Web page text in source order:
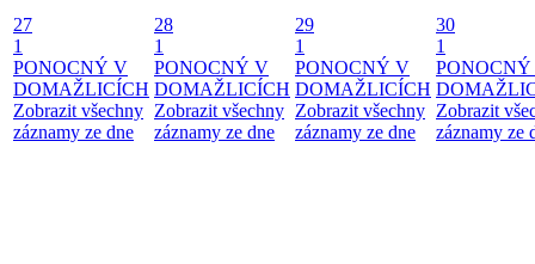
27
1
PONOCNÝ V
DOMAŽLICÍCH
Zobrazit všechny
záznamy ze dne
28
1
PONOCNÝ V
DOMAŽLICÍCH
Zobrazit všechny
záznamy ze dne
29
1
PONOCNÝ V
DOMAŽLICÍCH
Zobrazit všechny
záznamy ze dne
30
1
Zobrazit
záznamy ze